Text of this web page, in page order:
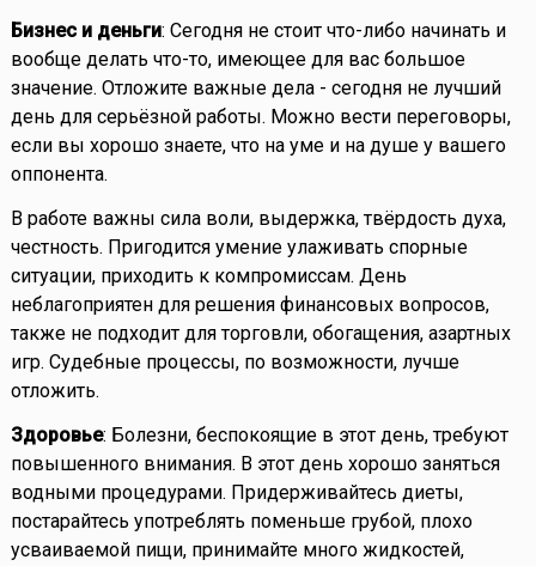
Бизнес и деньги: Сегодня не стоит что-либо начинать и
вообще делать что-то, имеющее для вас большое
значение. Отложите важные дела - сегодня не лучший
день для серьёзной работы. Можно вести переговоры,
если вы хорошо знаете, что на уме и на душе у вашего
оппонента.
В работе важны сила воли, выдержка, твёрдость духа,
честность. Пригодится умение улаживать спорные
ситуации, приходить к компромиссам. День
неблагоприятен для решения финансовых вопросов,
также не подходит для торговли, обогащения, азартных
игр. Судебные процессы, по возможности, лучше
отложить.
Здоровье: Болезни, беспокоящие в этот день, требуют
повышенного внимания. В этот день хорошо заняться
водными процедурами. Придерживайтесь диеты,
постарайтесь употреблять поменьше грубой, плохо
усваиваемой пищи, принимайте много жидкостей,